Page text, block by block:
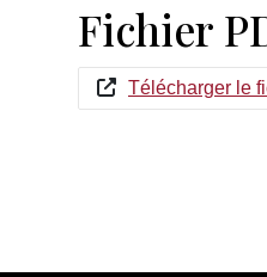
Fichier
Télécharger le